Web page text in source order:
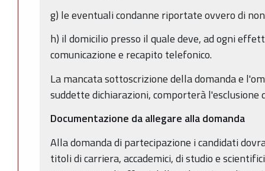
g) le eventuali condanne riportate ovvero di
h) il domicilio presso il quale deve, ad ogni
comunicazione e recapito telefonico.
La mancata sottoscrizione della domanda e
suddette dichiarazioni, comporterà l'esclusione
Documentazione da allegare alla domanda
Alla domanda di partecipazione i candidati
titoli di carriera, accademici, di studio e